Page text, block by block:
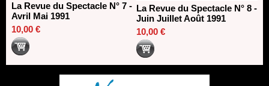
La Revue du Spectacle N° 7 -
Avril Mai 1991
10,00 €
La Revue du Spectacle N° 8 -
Juin Juillet Août 1991
10,00 €